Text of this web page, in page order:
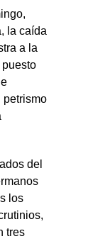
la caída
a la
petrismo
del
los
tres